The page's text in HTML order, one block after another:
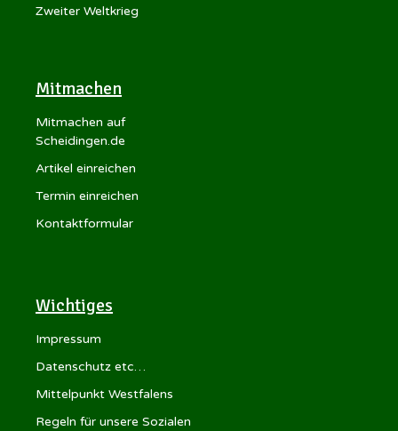
Zweiter Weltkrieg
Mitmachen
Mitmachen auf
Scheidingen.de
Artikel einreichen
Termin einreichen
Kontaktformular
Wichtiges
Impressum
Datenschutz etc…
Mittelpunkt Westfalens
Regeln für unsere Sozialen